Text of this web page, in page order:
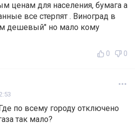
ценам для населения, бумага а
все стерпят . Виноград в
дешевый" но мало кому
0 0
по всему городу отключено
так мало?